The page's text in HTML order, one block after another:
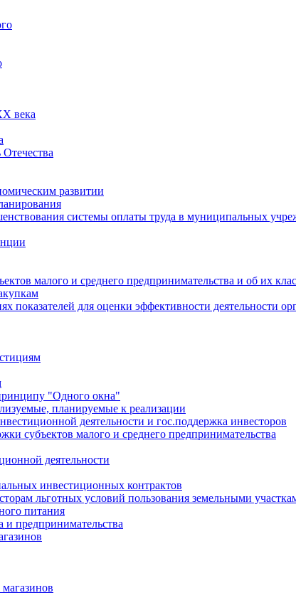
века
развитии
системы оплаты труда в муниципальных
малого и среднего предпринимательства и об их
показателей для оценки эффективности деятельности
"Oдного окна"
планируемые к реализации
деятельности и гос.поддержка инвесторов
субъектов малого и среднего предпринимательства
деятельности
инвестиционных контрактов
льготных условий пользования земельными
питания
и предпринимательства